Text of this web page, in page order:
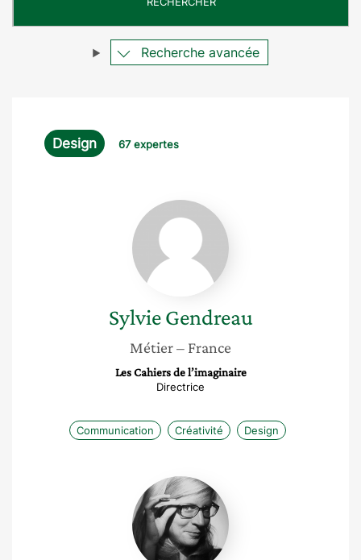
e
Recherche avancée
Design 67 expertes
Sylvie
Gendreau
Sylvie Gendreau
Métier– France
Les Cahiers de l’imaginaire
Directrice
Communication Créativité Design
Caroline
Champion